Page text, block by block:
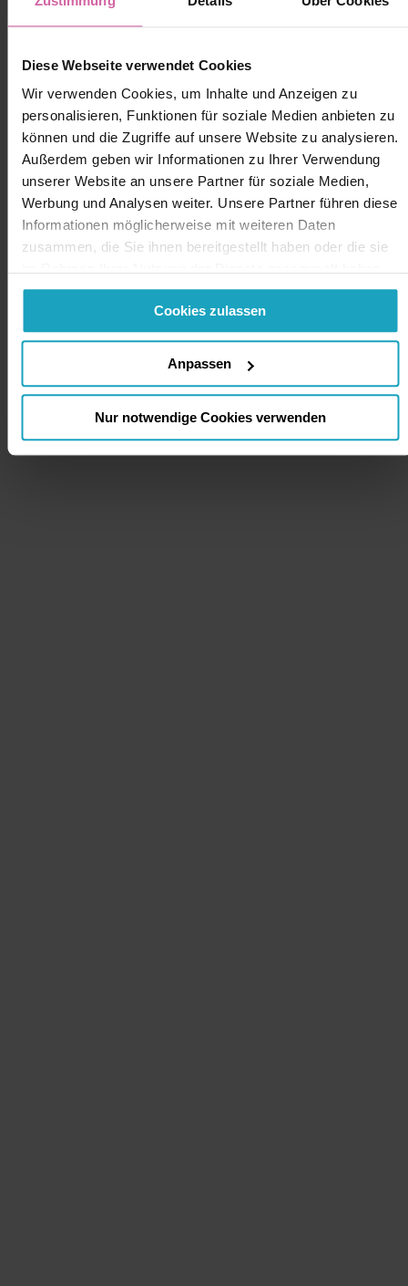
Diese Webseite verwendet Cookies
Wir verwenden Cookies, um Inhalte und Anzeigen zu
personalisieren, Funktionen für soziale Medien anbieten zu
können und die Zugriffe auf unsere Website zu analysieren.
Außerdem geben wir Informationen zu Ihrer Verwendung
unserer Website an unsere Partner für soziale Medien,
Werbung und Analysen weiter. Unsere Partner führen diese
Informationen möglicherweise mit weiteren Daten
zusammen, die Sie ihnen bereitgestellt haben oder die sie
Sie geben Einwilligung zu unseren Cookies, wenn Sie
unsere Webseite weiterhin nutzen.
Cookies zulassen
Anpassen
Nur notwendige Cookies verwenden